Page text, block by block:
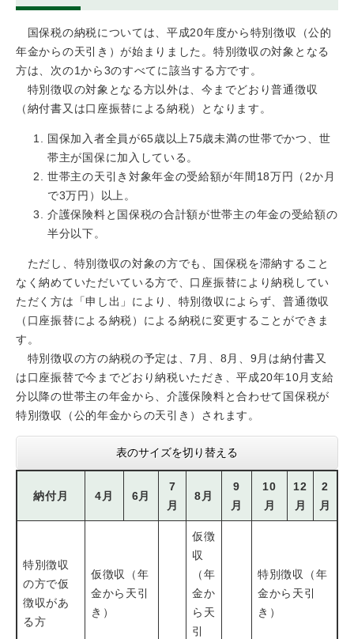
国保税の納税については、平成20年度から特別徴収（公的
年金からの天引き）が始まりました。特別徴収の対象となる
方は、次の1から3のすべてに該当する方です。
特別徴収の対象となる方以外は、今までどおり普通徴収
（納付書又は口座振替による納税）となります。
国保加入者全員が65歳以上75歳未満の世帯でかつ、世
帯主が国保に加入している。
世帯主の天引き対象年金の受給額が年間18万円（2か月
で3万円）以上。
介護保険料と国保税の合計額が世帯主の年金の受給額の
半分以下。
ただし、特別徴収の対象の方でも、国保税を滞納すること
なく納めていただいている方で、口座振替により納税してい
ただく方は「申し出」により、特別徴収によらず、普通徴収
（口座振替による納税）による納税に変更することができま
す。
特別徴収の方の納税の予定は、7月、8月、9月は納付書又
は口座振替で今までどおり納税いただき、平成20年10月支給
分以降の世帯主の年金から、介護保険料と合わせて国保税が
特別徴収（公的年金からの天引き）されます。
表のサイズを切り替える
納付月 4月 6月
7
月
8月
9
月
10
月
12
月
2
月
特別徴収
の方で仮
徴収があ
る方
仮徴収（年
金から天引
き）
仮徴
収
（年
金か
ら天
引
特別徴収（年
金から天引
き）